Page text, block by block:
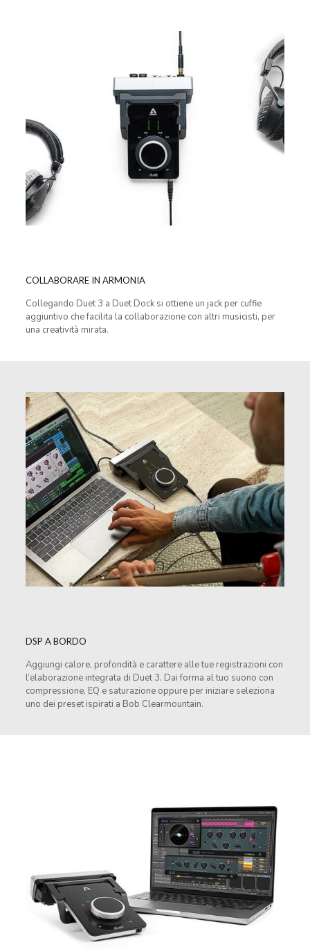
COLLABORARE IN ARMONIA
Collegando Duet 3 a Duet Dock si ottiene un jack per cuffie
aggiuntivo che facilita la collaborazione con altri musicisti, per
una creatività mirata.
DSP A BORDO
Aggiungi calore, profondità e carattere alle tue registrazioni con
l’elaborazione integrata di Duet 3. Dai forma al tuo suono con
compressione, EQ e saturazione oppure per iniziare seleziona
uno dei preset ispirati a Bob Clearmountain.